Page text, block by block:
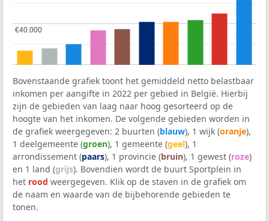
€40.000
€40.000
Bovenstaande grafiek toont het gemiddeld netto belastbaar
inkomen per aangifte in 2022 per gebied in België. Hierbij
zijn de gebieden van laag naar hoog gesorteerd op de
hoogte van het inkomen. De volgende gebieden worden in
de grafiek weergegeven: 2 buurten (blauw), 1 wijk (oranje),
1 deelgemeente (groen), 1 gemeente (geel), 1
arrondissement (paars), 1 provincie (bruin), 1 gewest (roze)
en 1 land (grijs). Bovendien wordt de buurt Sportplein in
het rood weergegeven. Klik op de staven in de grafiek om
de naam en waarde van de bijbehorende gebieden te
tonen.